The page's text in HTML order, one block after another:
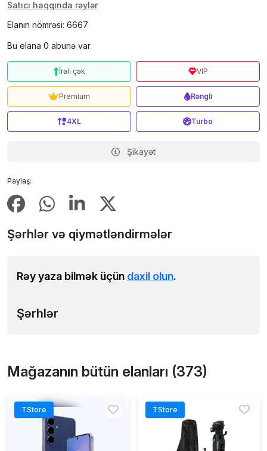
Satıcı haqqında rəylər
Elanın nömrəsi: 6667
Bu elana 0 abunə var
Paylaş:
İrəli çək VIP
Premium Rəngli
4XL Turbo
Şikayət
Şərhlər və qiymətləndirmələr
Rəy yaza bilmək üçün daxil olun.
Şərhlər
Mağazanın bütün elanları (373)
TStore TStore